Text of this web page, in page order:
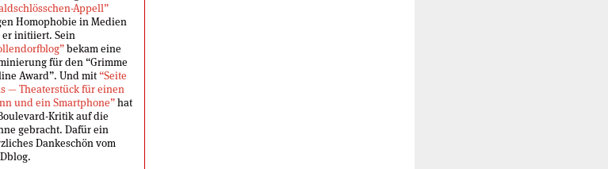
Appell”
Homophobie in Medien
er initiiert. Sein
bekam eine
für den “Grimme
Award”. Und mit“Seite
— Theaterstück für einen
und ein Smartphone”hat
Kritik auf die
gebracht. Dafür ein
Dankeschön vom